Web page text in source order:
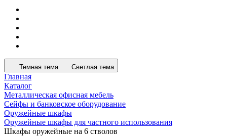
Темная тема Светлая тема
Главная
Каталог
Металлическая офисная мебель
Сейфы и банковское оборудование
Оружейные шкафы
Оружейные шкафы для частного использования
Шкафы оружейные на 6 стволов